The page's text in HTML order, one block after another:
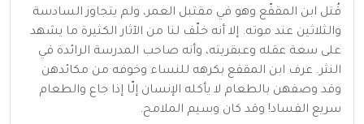
قُتل ابن المقفّع وهو في مقتبل العمر، ولم يتجاوز السادسة
والثلاثين عند موته. إلا أنه خلّف لنا من الآثار الكثيرة ما يشهد
على سعة عقله وعبقريته، وأنه صاحب المدرسة الرائدة في
النثر. عرف ابن المقفع بكرهه للنساء وخوفه من مكائدهن
وقد وصفهن بالطعام لا يأكله الإنسان إلّا إذا جاع والطعام
سريع الفساد! وقد كان وسيم الملامح.